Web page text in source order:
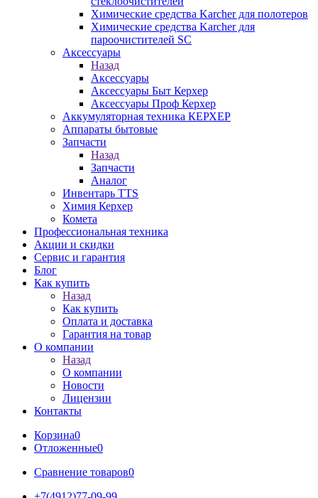
Химические средства Karcher для полотеров
Химические средства Karcher для
пароочистителей SC
Аксессуары
Назад
Аксессуары
Аксессуары Быт Керхер
Аксессуары Проф Керхер
Аккумуляторная техника КЕРХЕР
Аппараты бытовые
Запчасти
Назад
Запчасти
Аналог
Инвентарь TTS
Химия Керхер
Комета
Профессиональная техника
Акции и скидки
Сервис и гарантия
Блог
Как купить
Назад
Как купить
Оплата и доставка
Гарантия на товар
О компании
Назад
О компании
Новости
Лицензии
Контакты
Корзина0
Отложенные0
Сравнение товаров0